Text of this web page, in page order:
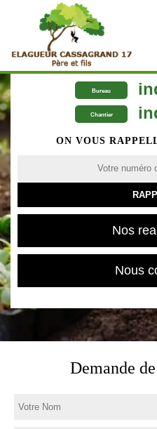
Bureau
Chantier
ON VOUS
Nos
Nous
Demande